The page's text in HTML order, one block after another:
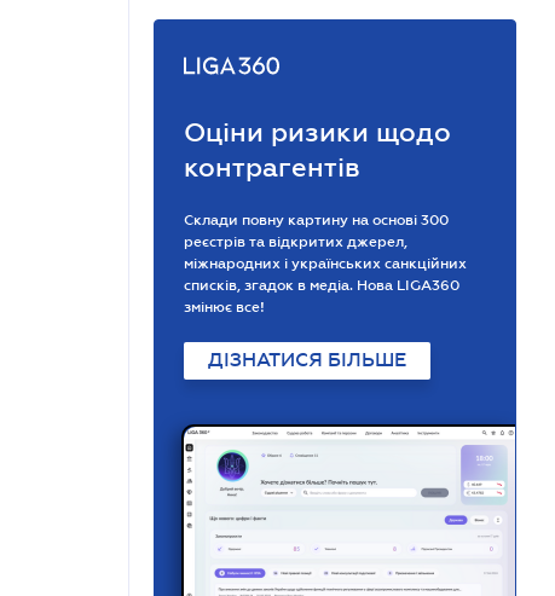
Оціни ризики щодо
контрагентів
Склади повну картину на основі 300
реєстрів та відкритих джерел,
міжнародних і українських санкційних
списків, згадок в медіа. Нова LIGA360
змінює все!
ДІЗНАТИСЯ БІЛЬШЕ